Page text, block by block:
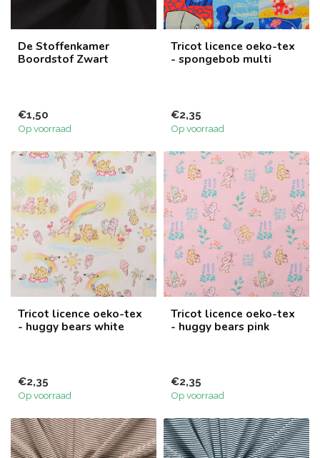
De Stoffenkamer
Boordstof Zwart
€1,50
Op voorraad
Tricot licence oeko-tex
- spongebob multi
€2,35
Op voorraad
Tricot licence oeko-tex
- huggy bears white
€2,35
Op voorraad
Tricot licence oeko-tex
- huggy bears pink
€2,35
Op voorraad